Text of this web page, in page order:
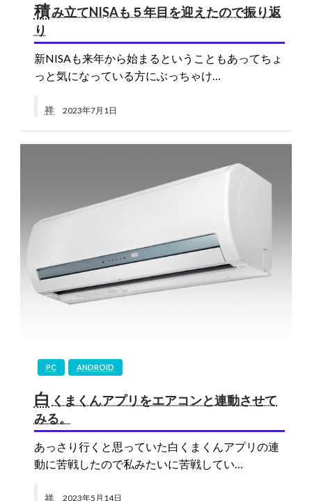
積み立てNISAも５年目を迎えたので振り返
り
新NISAも来年から始まるということもあってちょ
っと気になっている方にぶっちゃけ…
祥 2023年7月1日
PC ANDROID
白 くまくんアプリをエアコンと連動させて
みる。
あっさり行くと思っていた白くまくんアプリの連
動に苦戦したので私みたいに苦戦してい…
祥 2023年5月14日